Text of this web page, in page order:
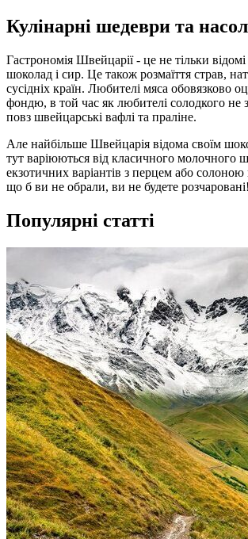
Кулінарні шедеври та
Гастрономія Швейцарії - це не тільки
шоколад і сир. Це також розмаїття страв,
сусідніх країн. Любителі мяса обовязково
фондю, в той час як любителі солодкого не
повз швейцарські вафлі та праліне.
Але найбільше Швейцарія відома своїм
тут варіюються від класичного молочного
екзотичних варіантів з перцем або
що б ви не обрали, ви не будете розчаровані!
Популярні статті